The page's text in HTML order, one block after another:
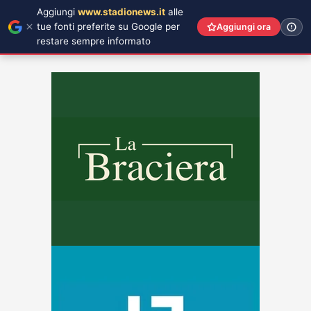
Aggiungi www.stadionews.it alle
tue fonti preferite su Google per
restare sempre informato
Aggiungi ora